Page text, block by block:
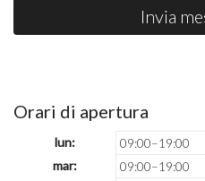
Invia
Orari di apertura
lun:
09:00–19:00
mar:
09:00–19:00